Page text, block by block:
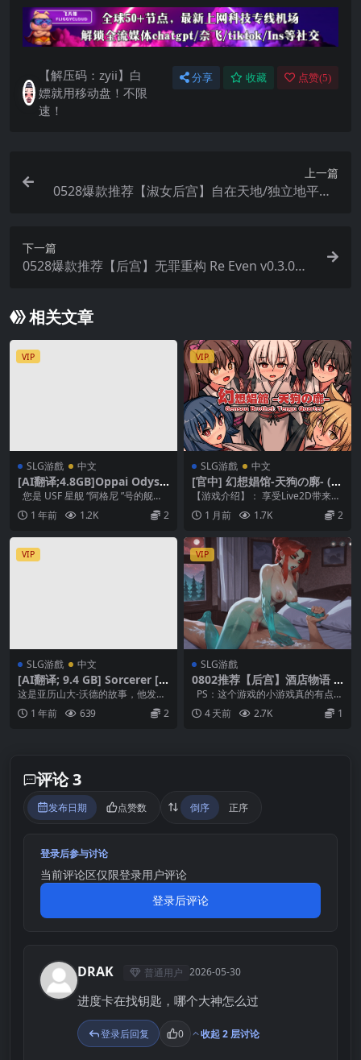
【解压码：zyii】白
嫖就用移动盘！不限
速！
分享 收藏 点赞(5)
上一篇
0528爆款推荐【淑女后宫】自在天地/独立地平线 l
下一篇
0528爆款推荐【后宫】无罪重构 Re Even v0.3.0
相关文章
VIP
SLG游戲 中文
[AI翻译;4.8GB]Oppai Odyss
ey [v0.4.5]
您是 USF 星舰 “阿格尼 ”号的舰
长。您的任务是探索未知星球，...
1 年前 1.2K 2
VIP
SLG游戲 中文
[官中] 幻想娼馆-天狗の廓- (V
er1.04)
【游戏介绍】： 享受Live2D带来的
娼馆经营模拟游戏！ 你被典抓住了
把柄，背负...
1 月前 1.7K 2
VIP
SLG游戲 中文
[AI翻译; 9.4 GB] Sorcerer [v
1.0.0]
这是亚历山大-沃德的故事，他发现
世界并不像看上去那么简单。 请跟
随他在这个新世界...
1 年前 639 2
VIP
SLG游戲
0802推荐【后宫】酒店物语 H
otel Tales V1.01【官中无
码】
PS：这个游戏的小游戏真的有点
多！！！ ✦ 真实酒店模拟器 理你的
时间：规划...
4 天前 2.7K 1
评论 3
发布日期 点赞数 倒序 正序
登录后参与讨论
当前评论区仅限登录用户评论
登录后评论
D DRAK 普通用户 2026-05-30
进度卡在找钥匙，哪个大神怎么过
登录后回复 0 收起 2 层讨论